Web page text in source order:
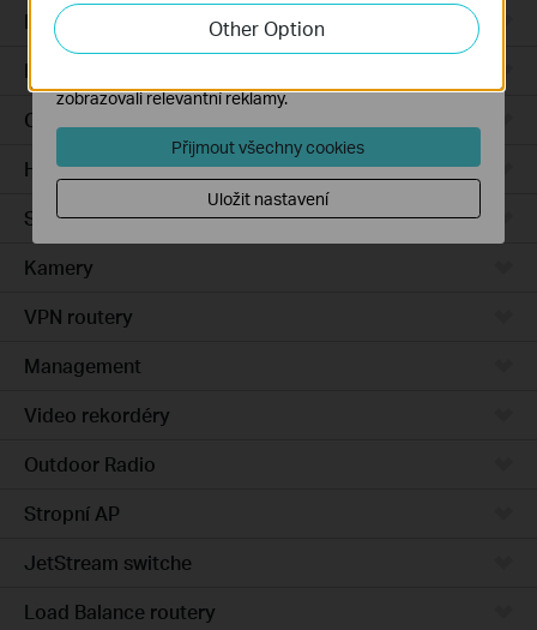
Integrated Gateways
DSL Gateways
Cloud-Based
Hardware
Software
Kamery
VPN routery
Management
Video rekordéry
Outdoor Radio
Stropní AP
JetStream switche
Load Balance routery
Other Option
zlepšení a přizpůsobení jejich funkčnosti.
Marketingové soubory cookie mohou prostřednictvím
zobrazovali relevantní reklamy.
Přijmout všechny cookies
Uložit nastavení